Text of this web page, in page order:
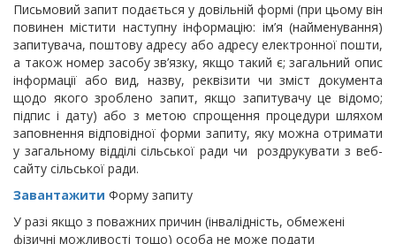
Письмовий запит подається у довільній формі (при цьому він
повинен містити наступну інформацію: ім’я (найменування)
запитувача, поштову адресу або адресу електронної пошти,
а також номер засобу зв’язку, якщо такий є; загальний опис
інформації або вид, назву, реквізити чи зміст документа
щодо якого зроблено запит, якщо запитувачу це відомо;
підпис і дату) або з метою спрощення процедури шляхом
заповнення відповідної форми запиту, яку можна отримати
у загальному відділі сільської ради чи роздрукувати з веб-
сайту сільської ради.
Завантажити Форму запиту
У разі якщо з поважних причин (інвалідність, обмежені
фізичні можливості тощо) особа не може подати